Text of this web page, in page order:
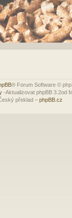
® Forum Software ©
-Aktualizovat phpBB 3.2od
překlad – phpBB.cz